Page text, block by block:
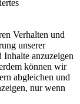
Verhalten und
unserer
Inhalte anzuzeigen
können wir
abgleichen und
nur wenn